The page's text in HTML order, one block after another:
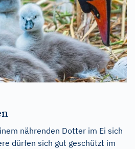
nährenden Dotter im Ei sich
dürfen sich gut geschützt im